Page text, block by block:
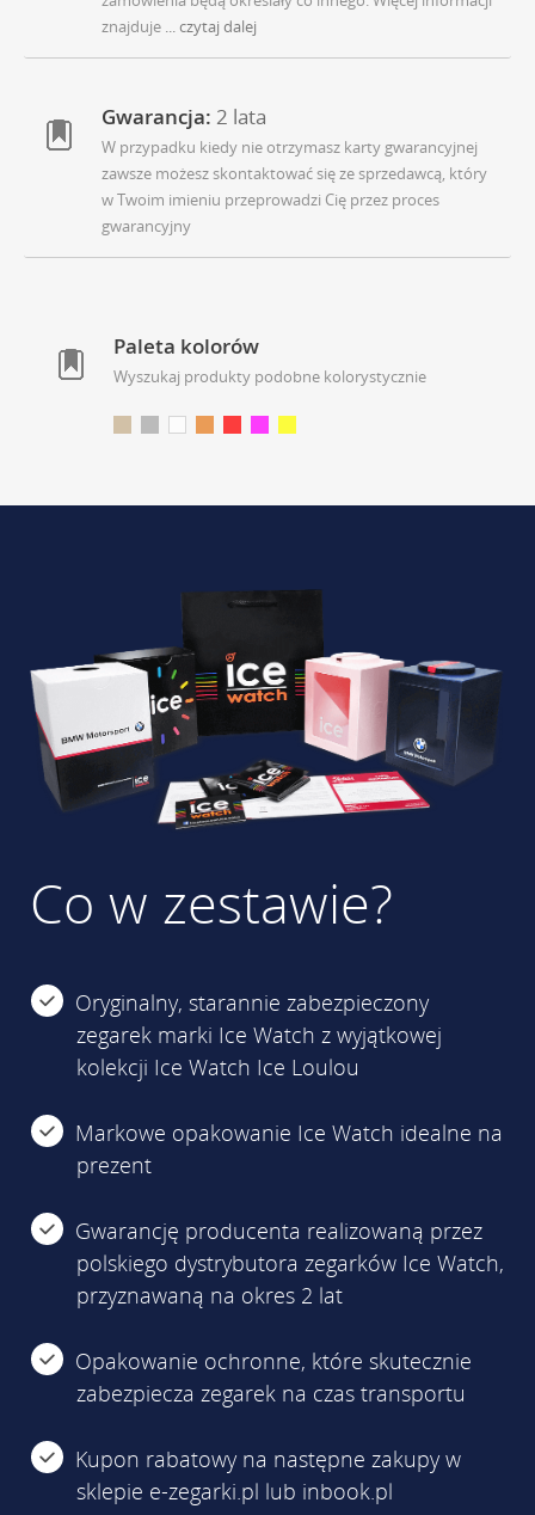
znajduje ... czytaj dalej
Gwarancja: 2 lata
W przypadku kiedy nie otrzymasz karty gwarancyjnej
zawsze możesz skontaktować się ze sprzedawcą, który
w Twoim imieniu przeprowadzi Cię przez proces
gwarancyjny
Paleta kolorów
Wyszukaj produkty podobne kolorystycznie
Co w zestawie?
Oryginalny, starannie zabezpieczony
zegarek marki Ice Watch z wyjątkowej
kolekcji Ice Watch Ice Loulou
Markowe opakowanie Ice Watch idealne na
prezent
Gwarancję producenta realizowaną przez
polskiego dystrybutora zegarków Ice Watch,
przyznawaną na okres 2 lat
Opakowanie ochronne, które skutecznie
zabezpiecza zegarek na czas transportu
Kupon rabatowy na następne zakupy w
sklepie e-zegarki.pl lub inbook.pl